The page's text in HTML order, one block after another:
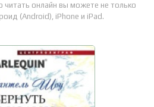
читать онлайн вы можете не только
(Android), iPhone и iPad.